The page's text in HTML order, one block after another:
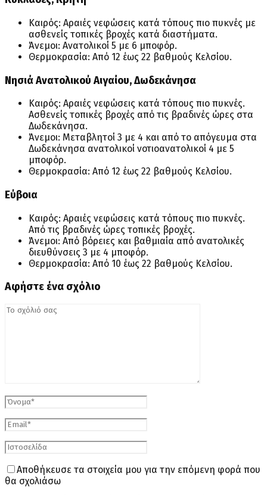
Καιρός: Αραιές νεφώσεις κατά τόπους πιο πυκνές με
ασθενείς τοπικές βροχές κατά διαστήματα.
Άνεμοι: Ανατολικοί 5 με 6 μποφόρ.
Θερμοκρασία: Από 12 έως 22 βαθμούς Κελσίου.
Νησιά Ανατολικού Αιγαίου, Δωδεκάνησα
Καιρός: Αραιές νεφώσεις κατά τόπους πιο πυκνές.
Ασθενείς τοπικές βροχές από τις βραδινές ώρες στα
Δωδεκάνησα.
Άνεμοι: Μεταβλητοί 3 με 4 και από το απόγευμα στα
Δωδεκάνησα ανατολικοί νοτιοανατολικοί 4 με 5
μποφόρ.
Θερμοκρασία: Από 12 έως 22 βαθμούς Κελσίου.
Εύβοια
Καιρός: Αραιές νεφώσεις κατά τόπους πιο πυκνές.
Από τις βραδινές ώρες τοπικές βροχές.
Άνεμοι: Από βόρειες και βαθμιαία από ανατολικές
διευθύνσεις 3 με 4 μποφόρ.
Θερμοκρασία: Από 10 έως 22 βαθμούς Κελσίου.
Αφήστε ένα σχόλιο
Αποθήκευσε τα στοιχεία μου για την επόμενη φορά που
θα σχολιάσω